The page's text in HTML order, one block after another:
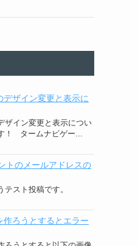
デザイン変更と表示に
ザイン変更と表示につい
タームナビゲー...
トのメールアドレスの
テスト投稿です。
作ろうとするとエラー